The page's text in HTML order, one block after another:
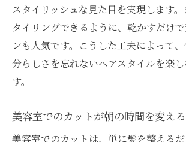
スタイリッシュな見た目を実現します
タイリングできるように、乾かすだけ
ンも人気です。こうした工夫によって
分らしさを忘れないヘアスタイルを楽
す。
美容室でのカットが朝の時間を変える
美容室でのカットは、単に髪を整える